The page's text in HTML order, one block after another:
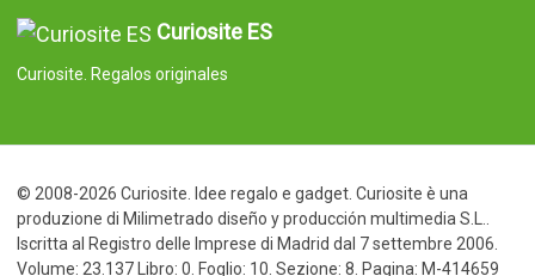
Curiosite ES
Curiosite. Regalos originales
© 2008-2026 Curiosite. Idee regalo e gadget. Curiosite è una
produzione di Milimetrado diseño y producción multimedia S.L..
Iscritta al Registro delle Imprese di Madrid dal 7 settembre 2006.
Volume: 23.137 Libro: 0. Foglio: 10. Sezione: 8. Pagina: M-414659